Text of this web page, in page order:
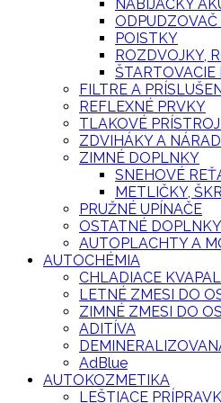
NABÍJAČKY
POISTKY
ROZDVOJKY,
ŠTARTOVACIE
FILTRE A
REFLEXNÉ PRVKY
TLAKOVÉ
ZDVIHÁKY A
ZIMNÉ DOPLNKY
SNEHOVÉ
METLIČKY,
PRUŽNÉ UPÍNAČE
OSTATNÉ DOPLNKY
AUTOPLACHTY A
AUTOCHÉMIA
CHLADIACE
LETNÉ ZMESI DO
ZIMNÉ ZMESI DO
ADITÍVA
AdBlue
AUTOKOZMETIKA
LEŠTIACE